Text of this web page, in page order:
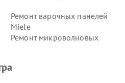
Ремонт варочных панелей
Miele
Ремонт микроволновых